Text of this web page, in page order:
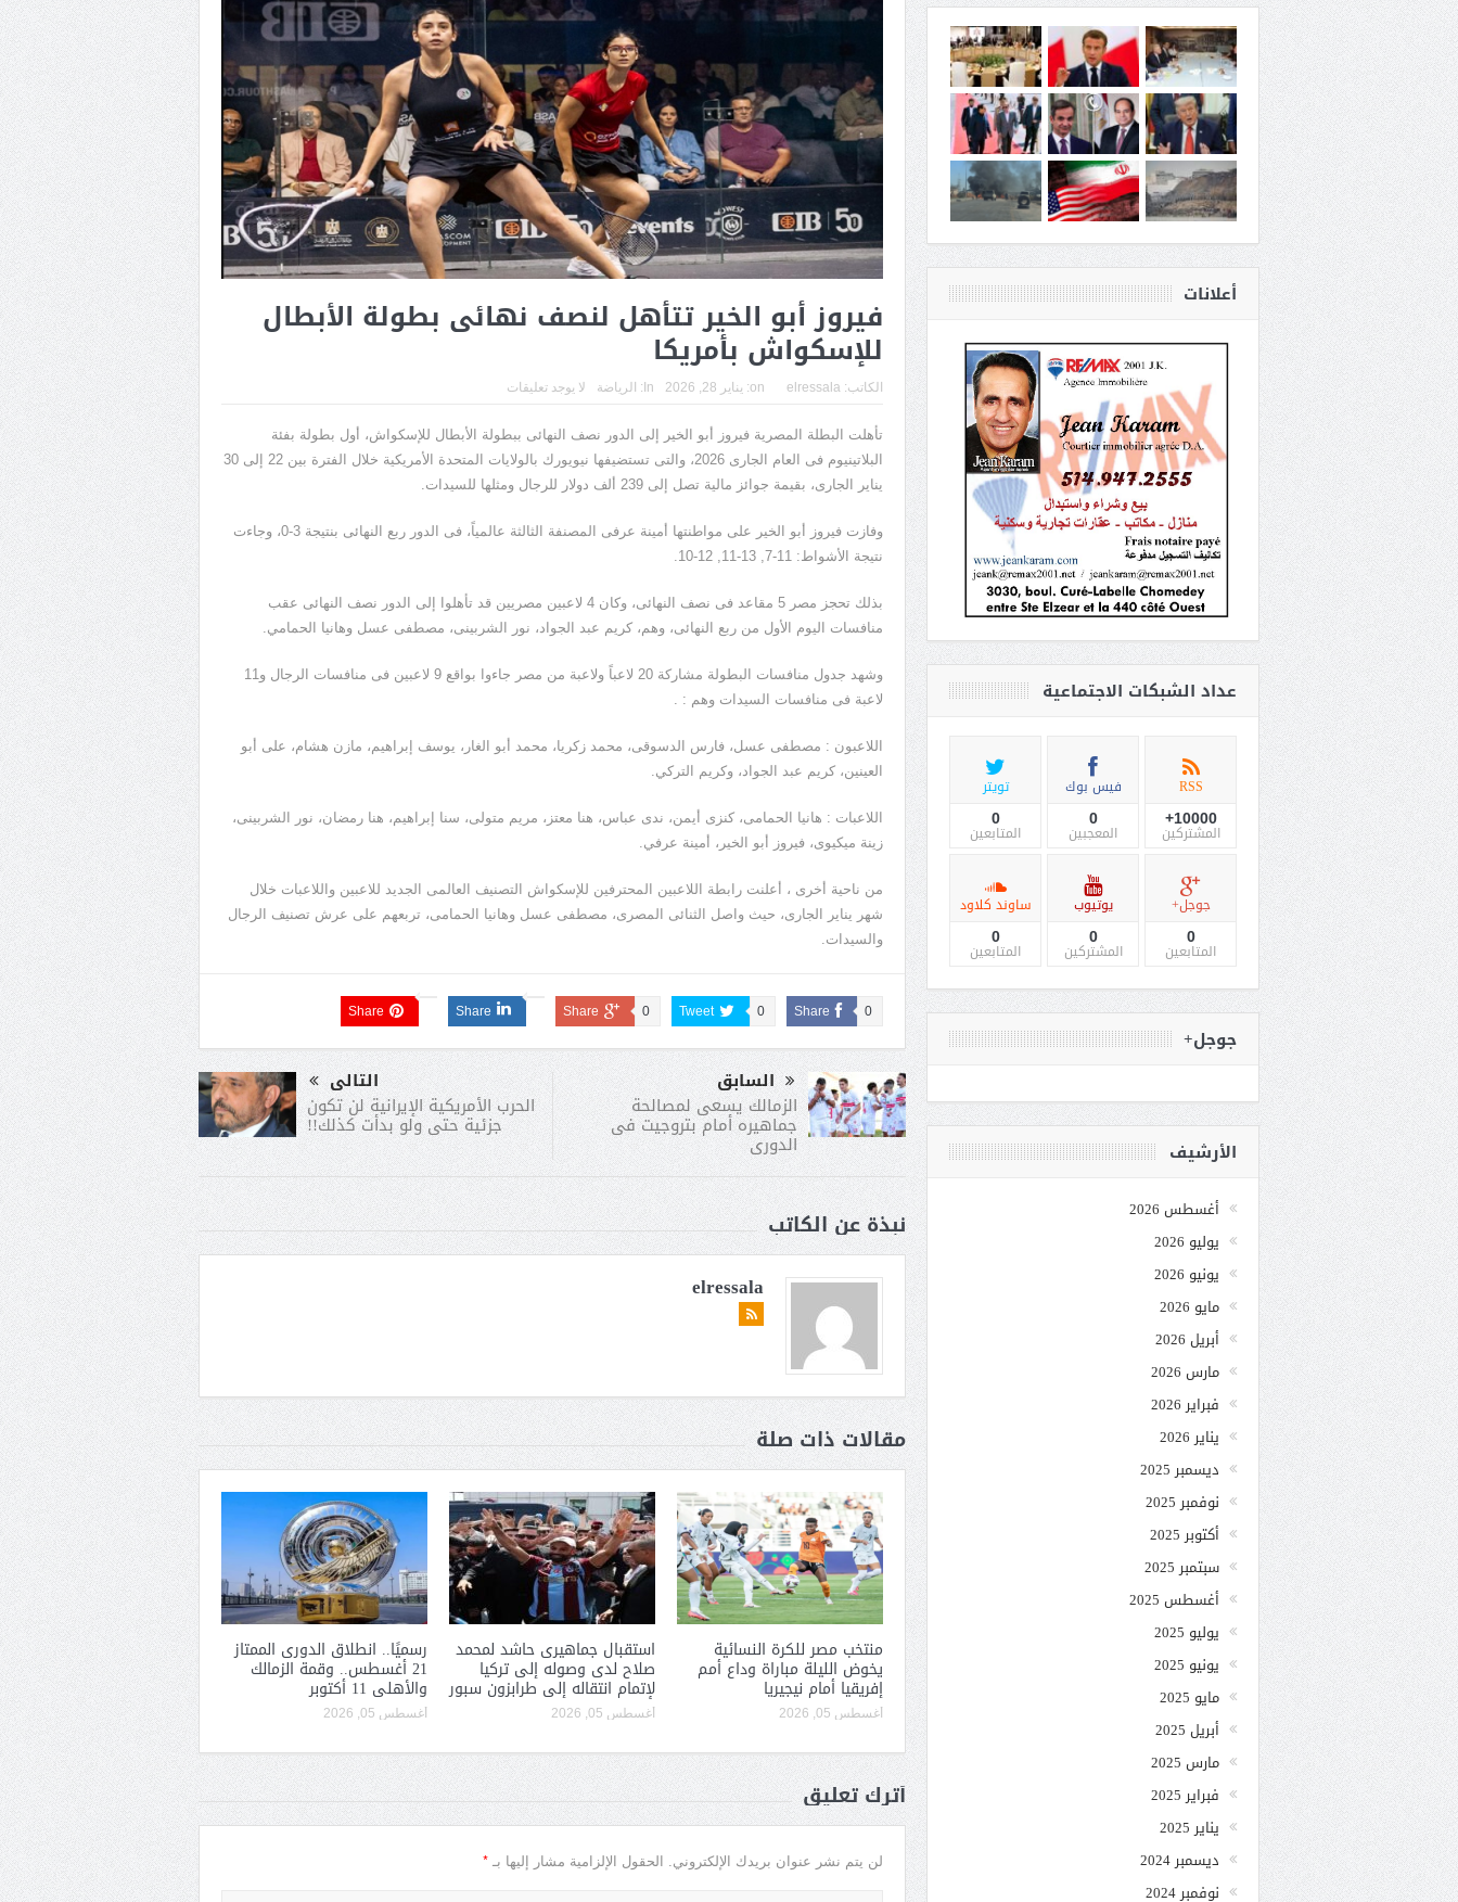
فيروز أبو الخير تتأهل لنصف نهائى بطولة الأبطال
للإسكواش بأمريكا
الكاتب: elressala
on: يناير 28, 2026 In: الرياضة لا يوجد تعليقات
تأهلت البطلة المصرية فيروز أبو الخير إلى الدور نصف النهائى ببطولة الأبطال للإسكواش، أول بطولة بفئة
البلاتينيوم فى العام الجارى 2026، والتى تستضيفها نيويورك بالولايات المتحدة الأمريكية خلال الفترة بين 22 إلى 30
يناير الجارى، بقيمة جوائز مالية تصل إلى 239 ألف دولار للرجال ومثلها للسيدات.
وفازت فيروز أبو الخير على مواطنتها أمينة عرفى المصنفة الثالثة عالمياً، فى الدور ربع النهائى بنتيجة 3-0، وجاءت
نتيجة الأشواط: 11-7, 13-11, 12-10.
بذلك تحجز مصر 5 مقاعد فى نصف النهائى، وكان 4 لاعبين مصريين قد تأهلوا إلى الدور نصف النهائى عقب
منافسات اليوم الأول من ربع النهائى، وهم، كريم عبد الجواد، نور الشربينى، مصطفى عسل وهانيا الحمامي.
وشهد جدول منافسات البطولة مشاركة 20 لاعباً ولاعبة من مصر جاءوا بواقع 9 لاعبين فى منافسات الرجال و11
لاعبة فى منافسات السيدات وهم : .
اللاعبون : مصطفى عسل، فارس الدسوقى، محمد زكريا، محمد أبو الغار، يوسف إبراهيم، مازن هشام، على أبو
العينين، كريم عبد الجواد، وكريم التركي.
اللاعبات : هانيا الحمامى، كنزى أيمن، ندى عباس، هنا معتز، مريم متولى، سنا إبراهيم، هنا رمضان، نور الشربينى،
زينة ميكيوى، فيروز أبو الخير، أمينة عرفي.
من ناحية أخرى ، أعلنت رابطة اللاعبين المحترفين للإسكواش التصنيف العالمى الجديد للاعبين واللاعبات خلال
شهر يناير الجارى، حيث واصل الثنائى المصرى، مصطفى عسل وهانيا الحمامى، تربعهم على عرش تصنيف الرجال
والسيدات.
Share 0
Tweet 0
Share 0
Share
Share
السابق
الزمالك يسعى لمصالحة
جماهيره أمام بتروجيت فى
الدورى
التالى
الحرب الأمريكية الإيرانية لن تكون
جزئية حتى ولو بدأت كذلك!!
نبذة عن الكاتب
elressala
مقالات ذات صلة
منتخب مصر للكرة النسائية
يخوض الليلة مباراة وداع أمم
إفريقيا أمام نيجيريا
أغسطس 05, 2026
استقبال جماهيرى حاشد لمحمد
صلاح لدى وصوله إلى تركيا
لإتمام انتقاله إلى طرابزون سبور
أغسطس 05, 2026
رسميًا.. انطلاق الدورى الممتاز
21 أغسطس.. وقمة الزمالك
والأهلى 11 أكتوبر
أغسطس 05, 2026
أترك تعليق
لن يتم نشر عنوان بريدك الإلكتروني. الحقول الإلزامية مشار إليها بـ *
أعلانات
عداد الشبكات الاجتماعية
RSS
10000+
المشتركين
فيس بوك
0
المعجبين
تويتر
0
المتابعين
جوجل+
0
المتابعين
يوتيوب
0
المشتركين
ساوند كلاود
0
المتابعين
جوجل+
الأرشيف
أغسطس 2026
يوليو 2026
يونيو 2026
مايو 2026
أبريل 2026
مارس 2026
فبراير 2026
يناير 2026
ديسمبر 2025
نوفمبر 2025
أكتوبر 2025
سبتمبر 2025
أغسطس 2025
يوليو 2025
يونيو 2025
مايو 2025
أبريل 2025
مارس 2025
فبراير 2025
يناير 2025
ديسمبر 2024
نوفمبر 2024